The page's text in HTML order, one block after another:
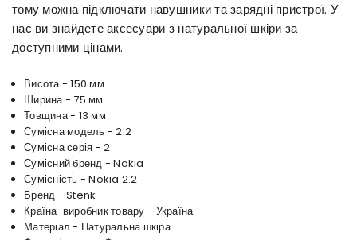
тому можна підключати навушники та зарядні пристрої. У
нас ви знайдете аксесуари з натуральної шкіри за
доступними цінами.
Висота - 150 мм
Ширина - 75 мм
Товщина - 13 мм
Сумісна модель - 2.2
Сумісна серія - 2
Сумісний бренд - Nokia
Сумісність - Nokia 2.2
Бренд - Stenk
Країна-виробник товару - Україна
Матеріал - Натуральна шкіра